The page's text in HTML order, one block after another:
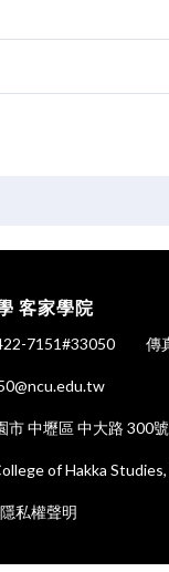
客家學院
7151#33050 傳
市 中壢區 中大路 300
of Hakka
隱私權聲明